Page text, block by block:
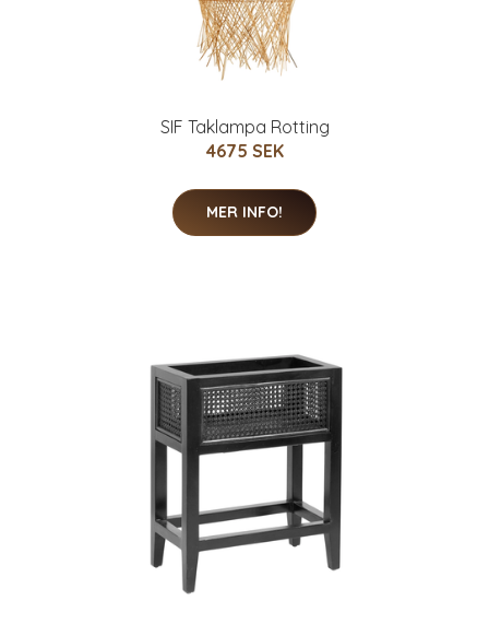
SIF Taklampa Rotting
4675 SEK
MER INFO!